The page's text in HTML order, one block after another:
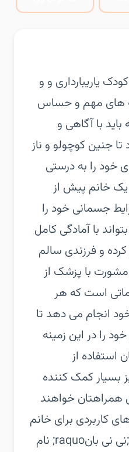
یاریبارداری و و
های مهم و حساس
با آگاهی و
جنین کوچولو و ناز
خود را به درستی
یک خانم پیش از
جسمانی خود را
با آمادگی کامل
و فرزندی سالم
مشورت با پزشک از
است که هر
انجام می دهد تا
را در این زمینه
استفاده از
بسیار کمک کننده
همراهتان خواهند
کاربردی برای خانم
های باردار برنامه laquo;نی نی بانraquo; نام